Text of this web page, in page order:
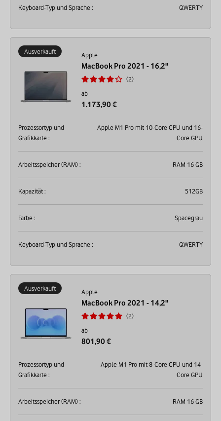
Keyboard-Typ und Sprache : QWERTY
Ausverkauft Apple
MacBook Pro 2021 - 16,2"
2
ab
1.173,90 €
Prozessortyp und
Grafikkarte :
Apple M1 Pro mit 10-Core CPU und 16-
Core GPU
Arbeitsspeicher (RAM) : RAM 16 GB
Kapazität : 512GB
Farbe : Spacegrau
Keyboard-Typ und Sprache : QWERTY
Ausverkauft Apple
MacBook Pro 2021 - 14,2"
2
ab
801,90 €
Prozessortyp und
Grafikkarte :
Apple M1 Pro mit 8-Core CPU und 14-
Core GPU
Arbeitsspeicher (RAM) : RAM 16 GB